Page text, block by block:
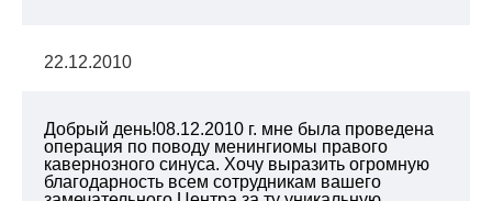
22.12.2010
Добрый день!08.12.2010 г. мне была проведена
операция по поводу менингиомы правого
кавернозного синуса. Хочу выразить огромную
благодарность всем сотрудникам вашего